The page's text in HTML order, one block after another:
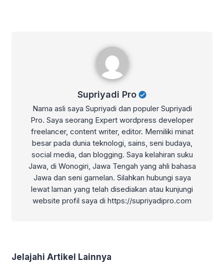
Supriyadi Pro
Nama asli saya Supriyadi dan populer Supriyadi
Pro. Saya seorang Expert wordpress developer
freelancer, content writer, editor. Memiliki minat
besar pada dunia teknologi, sains, seni budaya,
social media, dan blogging. Saya kelahiran suku
Jawa, di Wonogiri, Jawa Tengah yang ahli bahasa
Jawa dan seni gamelan. Silahkan hubungi saya
lewat laman yang telah disediakan atau kunjungi
website profil saya di https://supriyadipro.com
Jelajahi Artikel Lainnya